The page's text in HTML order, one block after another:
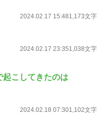
2024.02.17 15:481,173文字
2024.02.17 23:351,038文字
こしてきたのは
2024.02.18 07:301,102文字